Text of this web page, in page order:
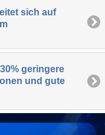
sich auf
geringere
und gute